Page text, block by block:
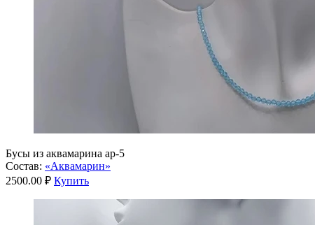
Бусы из аквамарина ар-5
Состав: «Аквамарин»
2500.00 ₽ Купить